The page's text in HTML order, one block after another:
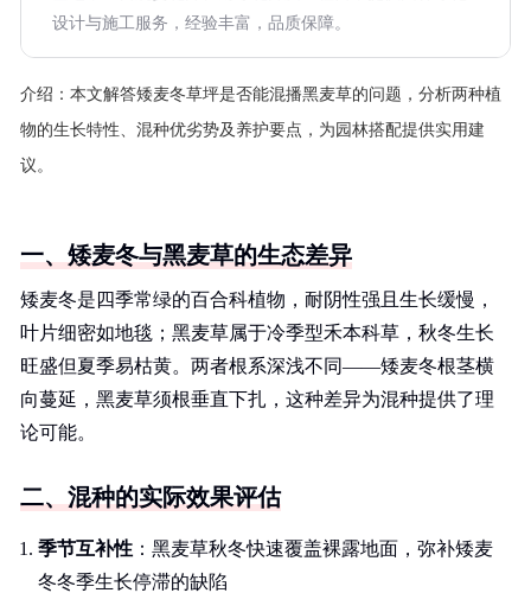
设计与施工服务，经验丰富，品质保障。
介绍： 本文解答矮麦冬草坪是否能混播黑麦草的问题，分析两种植
物的生长特性、混种优劣势及养护要点，为园林搭配提供实用建
议。
一、矮麦冬与黑麦草的生态差异
矮麦冬是四季常绿的百合科植物，耐阴性强且生长缓慢，
叶片细密如地毯；黑麦草属于冷季型禾本科草，秋冬生长
旺盛但夏季易枯黄。两者根系深浅不同——矮麦冬根茎横
向蔓延，黑麦草须根垂直下扎，这种差异为混种提供了理
论可能。
二、混种的实际效果评估
季节互补性 ：黑麦草秋冬快速覆盖裸露地面，弥补矮麦
冬冬季生长停滞的缺陷